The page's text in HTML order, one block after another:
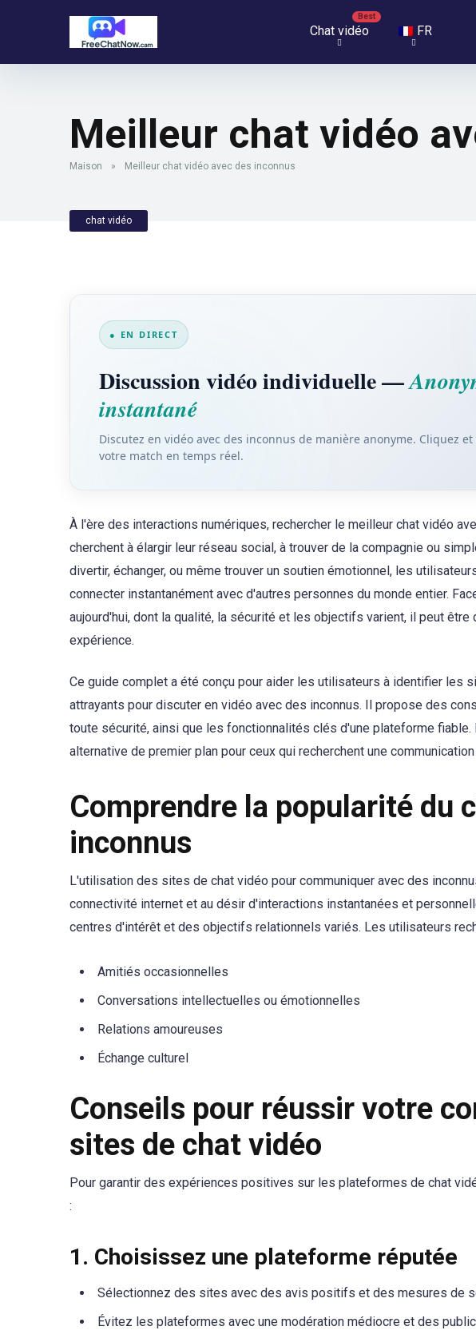
Chat vidéo FR
Meilleur chat vidéo
Maison » Meilleur chat vidéo avec des inconnus
chat vidéo
● EN DIRECT
Discussion vidéo individuelle —
instantané
Discutez en vidéo avec des inconnus de manière anonyme. Cliquez et
votre match en temps réel.
À l'ère des interactions numériques, rechercher le meilleur chat vidéo
cherchent à élargir leur réseau social, à trouver de la compagnie ou
divertir, échanger, ou même trouver un soutien émotionnel, les
connecter instantanément avec d'autres personnes du monde entier.
aujourd'hui, dont la qualité, la sécurité et les objectifs varient, il peut
expérience.
Ce guide complet a été conçu pour aider les utilisateurs à identifier les
attrayants pour discuter en vidéo avec des inconnus. Il propose des
toute sécurité, ainsi que les fonctionnalités clés d'une plateforme fiable.
alternative de premier plan pour ceux qui recherchent une
Comprendre la popularité du
inconnus
L'utilisation des sites de chat vidéo pour communiquer avec des
connectivité internet et au désir d'interactions instantanées et
centres d'intérêt et des objectifs relationnels variés. Les utilisateurs
Amitiés occasionnelles
Conversations intellectuelles ou émotionnelles
Relations amoureuses
Échange culturel
Conseils pour réussir votre
sites de chat vidéo
Pour garantir des expériences positives sur les plateformes de chat
:
1. Choisissez une plateforme réputée
Sélectionnez des sites avec des avis positifs et des mesures de
Évitez les plateformes avec une modération médiocre et des